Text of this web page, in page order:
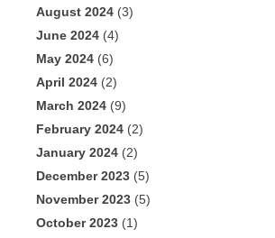
August 2024 (3)
June 2024 (4)
May 2024 (6)
April 2024 (2)
March 2024 (9)
February 2024 (2)
January 2024 (2)
December 2023 (5)
November 2023 (5)
October 2023 (1)